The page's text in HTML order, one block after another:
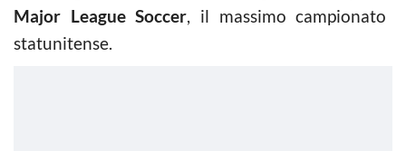
Major League Soccer, il massimo campionato
statunitense.